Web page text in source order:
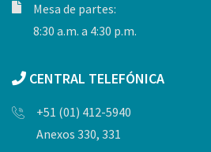
Mesa de partes:
8:30 a.m. a 4:30 p.m.
CENTRAL TELEFÓNICA
+51 (01) 412-5940
Anexos 330, 331